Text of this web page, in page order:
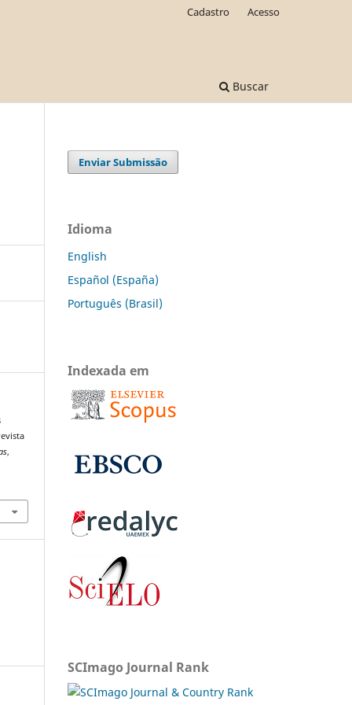
Buscar
Cadastro Acesso
,
Enviar Submissão
Idioma
English
Español (España)
Português (Brasil)
Indexada em
SCImago Journal Rank